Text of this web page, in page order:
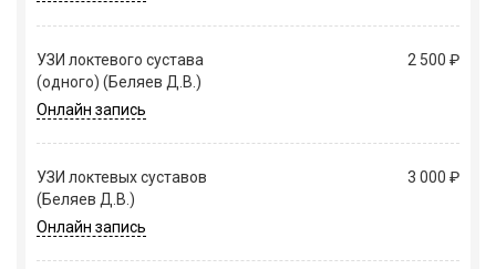
УЗИ локтевого сустава
(одного) (Беляев Д.В.)
2 500 ₽
Онлайн запись
УЗИ локтевых суставов
(Беляев Д.В.)
3 000 ₽
Онлайн запись